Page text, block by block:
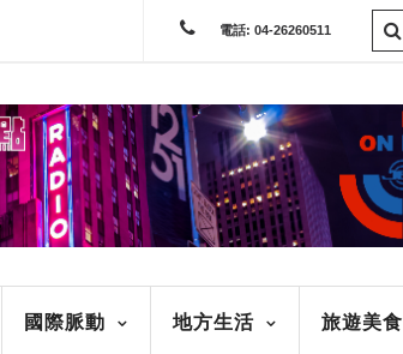
電話: 04-26260511
國際脈動 地方生活 旅遊美食